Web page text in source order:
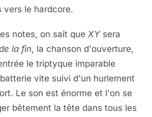
vers le hardcore.
notes, on sait que XY sera
la fin, la chanson d'ouverture,
le triptyque imparable
vite suivi d'un hurlement
Le son est énorme et l'on se
bêtement la tête dans tous les